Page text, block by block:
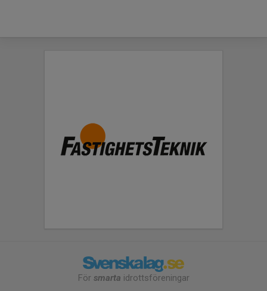
För smarta idrottsföreningar